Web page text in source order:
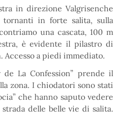
in direzione Valgrisenche
in forte salita, sulla
una cascata, 100 m
è evidente il pilastro di
Accesso a piedi immediato.
de La Confession” prende il
zona. I chiodatori sono stati
che hanno saputo vedere
delle belle vie di salita.